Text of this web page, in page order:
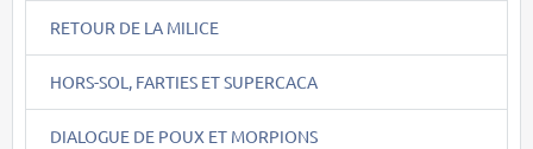
RETOUR DE LA MILICE
HORS-SOL, FARTIES ET SUPERCACA
DIALOGUE DE POUX ET MORPIONS